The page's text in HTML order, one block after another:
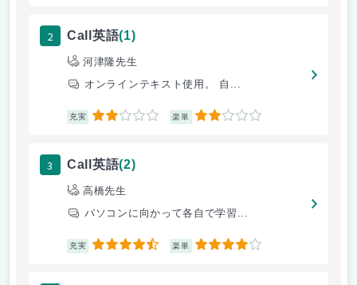
2 Call英語(1)
河津隆先生
オンラインテキスト使用。 自...
充実 2 楽単 2
3 Call英語(2)
高橋先生
パソコンに向かって各自で学習...
充実 4.5 楽単 4